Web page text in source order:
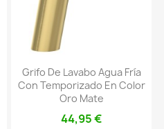
Grifo De Lavabo Agua Fría
Con Temporizado En Color
Oro Mate
44,95 €